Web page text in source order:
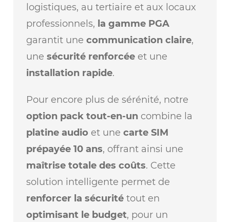
logistiques, au tertiaire et aux locaux
professionnels, la gamme PGA
garantit unecommunication claire,
unesécurité renforcée et une
installation rapide.
Pour encore plus de sérénité, notre
option pack tout-en-un combine la
platine audio et unecarte SIM
prépayée 10 ans, offrant ainsi une
maîtrise totale des coûts. Cette
solution intelligente permet de
renforcer la sécurité tout en
optimisant le budget, pour un